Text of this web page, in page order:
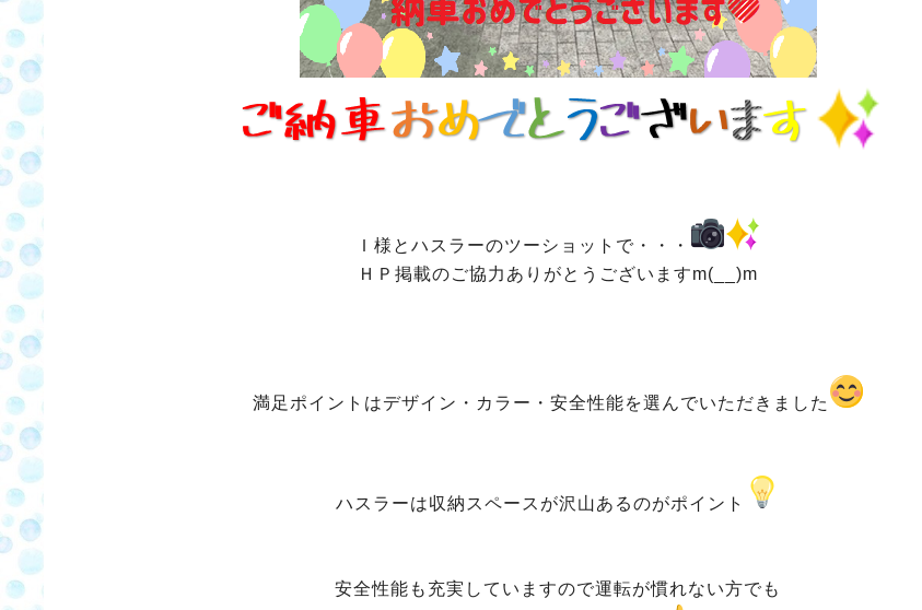
Ｉ様とハスラーのツーショットで・・・
ＨＰ掲載のご協力ありがとうございますm(__)m
満足ポイントはデザイン・カラー・安全性能を選んでいただきました
ハスラーは収納スペースが沢山あるのがポイント
安全性能も充実していますので運転が慣れない方でも